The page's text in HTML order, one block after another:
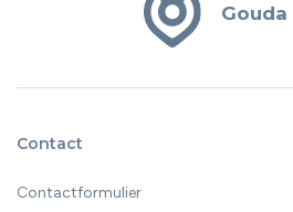
Gouda
Contact
Contactformulier